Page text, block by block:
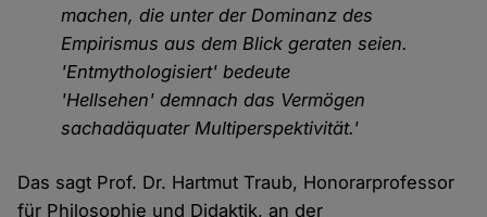
machen, die unter der Dominanz des
Empirismus aus dem Blick geraten seien.
'Entmythologisiert' bedeute
'Hellsehen' demnach das Vermögen
sachadäquater Multiperspektivität.'
Das sagt Prof. Dr. Hartmut Traub, Honorarprofessor
für Philosophie und Didaktik, an der